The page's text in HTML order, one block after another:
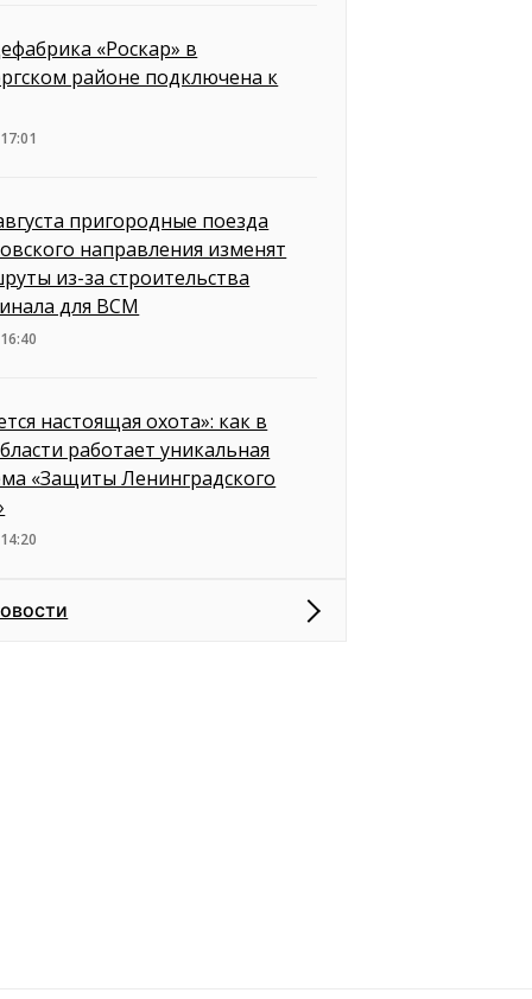
«Роскар» в
районе подключена к
пригородные поезда
направления изменят
из-за строительства
для ВСМ
настоящая охота»: как в
работает уникальная
«Защиты Ленинградского